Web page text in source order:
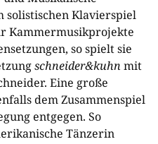
solistischen Klavierspiel
Kammermusikprojekte
so spielt sie
schneider&kuhn mit
Eine große
dem Zusammenspiel
entgegen. So
Tänzerin